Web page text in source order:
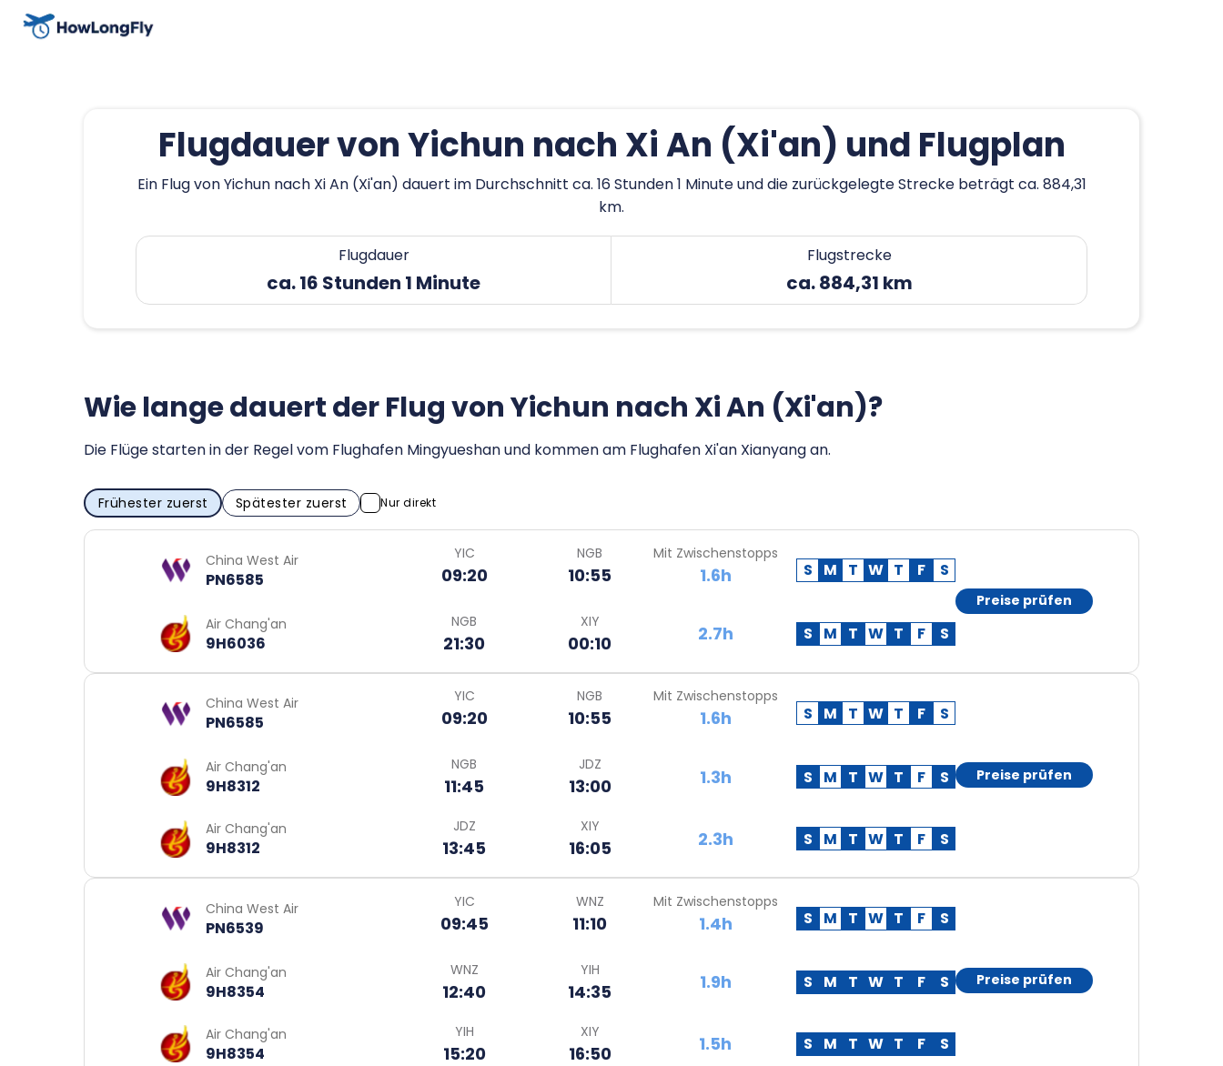
Flugdauer von Yichun nach Xi An (Xi'an) und Flugplan
Ein Flug von Yichun nach Xi An (Xi'an) dauert im Durchschnitt ca. 16 Stunden 1 Minute und die zurückgelegte Strecke beträgt ca. 884,31
km.
Flugdauer
ca. 16 Stunden 1 Minute
Flugstrecke
ca. 884,31 km
Wie lange dauert der Flug von Yichun nach Xi An (Xi'an)?
Die Flüge starten in der Regel vom Flughafen Mingyueshan und kommen am Flughafen Xi'an Xianyang an.
Frühester zuerst Spätester zuerst Nur direkt
China West Air
PN6585
YIC
09:20
NGB
10:55
Mit Zwischenstopps
1.6h S M T W T F S
Air Chang'an
9H6036
NGB
21:30
XIY
00:10 2.7h S M T W T F S
Preise prüfen
China West Air
PN6585
YIC
09:20
NGB
10:55
Mit Zwischenstopps
1.6h S M T W T F S
Air Chang'an
9H8312
NGB
11:45
JDZ
13:00 1.3h S M T W T F S
Air Chang'an
9H8312
JDZ
13:45
XIY
16:05 2.3h S M T W T F S
Preise prüfen
China West Air
PN6539
YIC
09:45
WNZ
11:10
Mit Zwischenstopps
1.4h S M T W T F S
Air Chang'an
9H8354
WNZ
12:40
YIH
14:35 1.9h S M T W T F S
Air Chang'an
9H8354
YIH
15:20
XIY
16:50 1.5h S M T W T F S
Preise prüfen